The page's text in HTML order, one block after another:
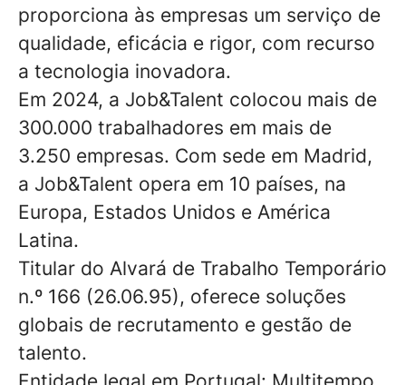
proporciona às empresas um serviço de
qualidade, eficácia e rigor, com recurso
a tecnologia inovadora.
Em 2024, a Job&Talent colocou mais de
300.000 trabalhadores em mais de
3.250 empresas. Com sede em Madrid,
a Job&Talent opera em 10 países, na
Europa, Estados Unidos e América
Latina.
Titular do Alvará de Trabalho Temporário
n.º 166 (26.06.95), oferece soluções
globais de recrutamento e gestão de
talento.